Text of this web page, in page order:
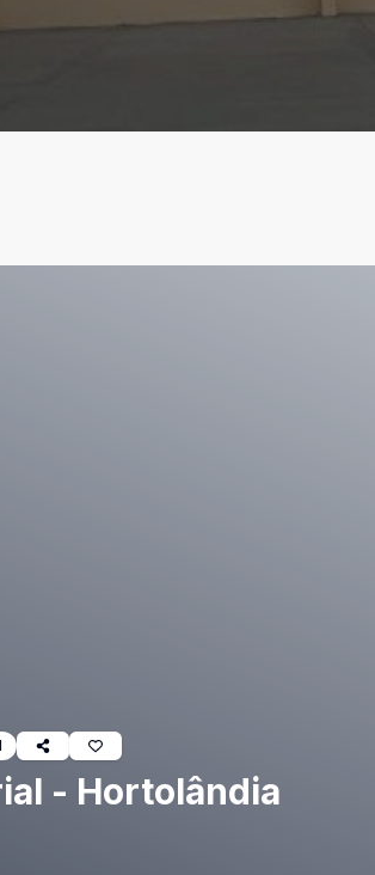
- Hortolândia